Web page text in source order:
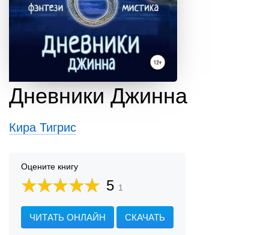
Дневники Джинна
Кира Тигрис
Оцените книгу
5 1
ЧИТАТЬ ОНЛАЙН СКАЧАТЬ